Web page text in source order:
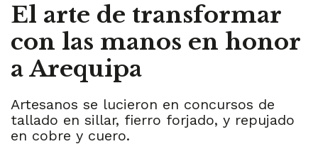
El arte de transformar
con las manos en honor
a Arequipa
Artesanos se lucieron en concursos de
tallado en sillar, fierro forjado, y repujado
en cobre y cuero.